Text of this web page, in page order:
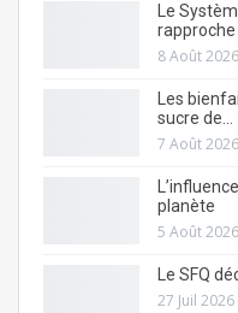
Le
rapproche
8 Août 2026
Les
sucre de…
7 Août 2026
planète
5 Août 2026
Le SFQ
27 Juil 2026